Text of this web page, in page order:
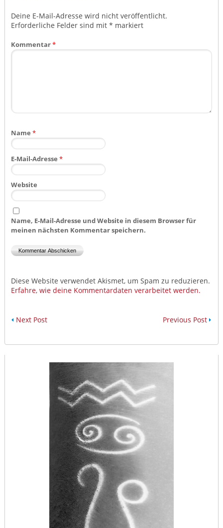
Deine E-Mail-Adresse wird nicht veröffentlicht.
Erforderliche Felder sind mit * markiert
Kommentar*
Name *
E-Mail-Adresse *
Website
Name, E-Mail-Adresse und Website in diesem Browser für
meinen nächsten Kommentar speichern.
Diese Website verwendet Akismet, um Spam zu reduzieren.
Erfahre, wie deine Kommentardaten verarbeitet werden.
Next Post Previous Post